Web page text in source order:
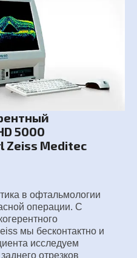
5000
Zeiss Meditec
в офтальмологии
операции. С
мы бесконтактно и
исследуем
отрезков